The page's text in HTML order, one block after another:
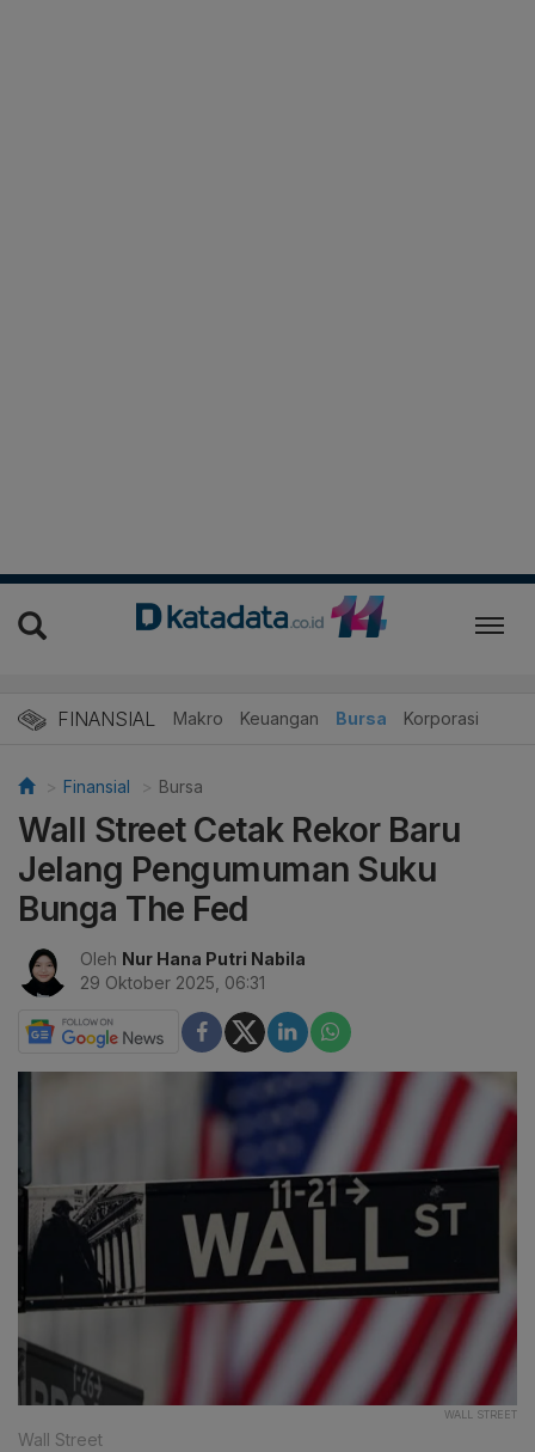
FINANSIAL Makro Keuangan Bursa Korporasi
Finansial Bursa
Wall Street Cetak Rekor Baru
Jelang Pengumuman Suku
Bunga The Fed
Oleh Nur Hana Putri Nabila
29 Oktober 2025, 06:31
WALL STREET
Wall Street